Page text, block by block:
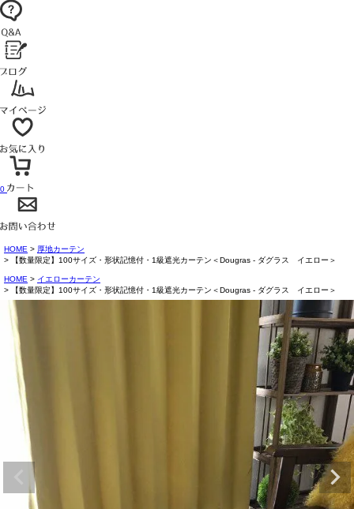
0
HOME
厚地カーテン
【数量限定】100サイズ・形状記憶付・1級遮光カーテン＜Dougras - ダグラス イエロー＞
HOME
イエローカーテン
【数量限定】100サイズ・形状記憶付・1級遮光カーテン＜Dougras - ダグラス イエロー＞